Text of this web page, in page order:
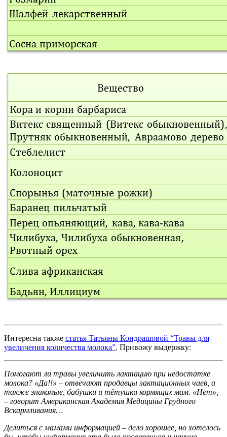
Интересна также статья Татьяны Кондрашовой “Травы для
увеличения количества молока”. Привожу выдержку:
Помогают ли травы увеличить лактацию при недостатке
молока? «Да!!» – отвечают продавцы лактационных чаев, а
также знакомые, бабушки и тётушки кормящих мам. «Нет»,
– говорит Американская Академия Медицины Грудного
Вскармливания…
Делиться с мамами информацией – дело хорошее, но хотелось